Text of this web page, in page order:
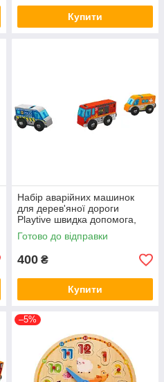
Купити
Набір аварійних машинок
для дерев'яної дороги
Playtive швидка допомога,
пожежна та поліцейська
машини
Готово до відправки
400 ₴
Купити
–5%